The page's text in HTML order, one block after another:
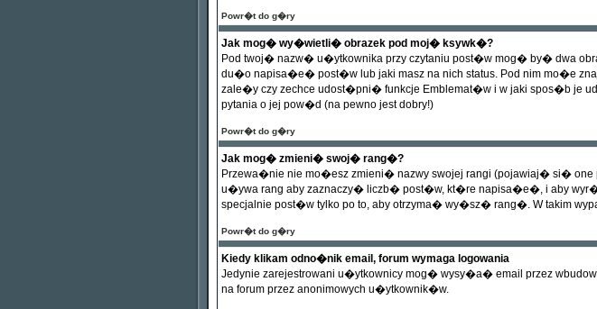
Powr�t do g�ry
Jak mog� wy�wietli� obrazek pod moj� ksywk�?
Pod twoj� nazw� u�ytkownika przy czytaniu post�w mog� by� dwa
du�o napisa�e� post�w lub jaki masz na nich status. Pod nim mo�e
zale�y czy zechce udost�pni� funkcje Emblemat�w i w jaki spos�b je
pytania o jej pow�d (na pewno jest dobry!)
Powr�t do g�ry
Jak mog� zmieni� swoj� rang�?
Przewa�nie nie mo�esz zmieni� nazwy swojej rangi (pojawiaj� si�
u�ywa rang aby zaznaczy� liczb� post�w, kt�re napisa�e�, i aby
specjalnie post�w tylko po to, aby otrzyma� wy�sz� rang�. W takim
Powr�t do g�ry
Kiedy klikam odno�nik email, forum wymaga logowania
Jedynie zarejestrowani u�ytkownicy mog� wysy�a� email przez
na forum przez anonimowych u�ytkownik�w.